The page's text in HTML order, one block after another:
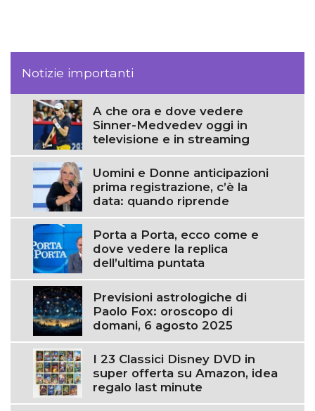
Notizie importanti
A che ora e dove vedere
Sinner-Medvedev oggi in
televisione e in streaming
Uomini e Donne anticipazioni
prima registrazione, c’è la
data: quando riprende
Porta a Porta, ecco come e
dove vedere la replica
dell’ultima puntata
Previsioni astrologiche di
Paolo Fox: oroscopo di
domani, 6 agosto 2025
I 23 Classici Disney DVD in
super offerta su Amazon, idea
regalo last minute